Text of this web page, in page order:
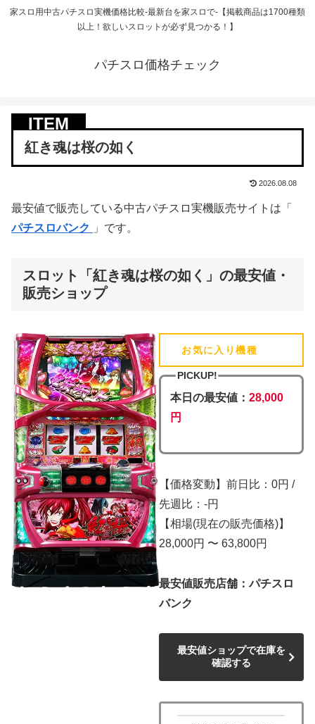
家スロ用中古パチスロ実機価格比較-最新台を家スロで-【掲載商品は1700種類
以上！欲しいスロットが必ず見つかる！】
パチスロ価格チェック
紅き魂は桜の如く
2026.08.08
最安値で販売している中古パチスロ実機販売サイトは「
パチスロバンク
」です。
スロット「紅き魂は桜の如く」の最安値・
販売ショップ
お気に入り機種
PICKUP!
本日の最安値：28,000
円
【価格変動】前日比：0円 /
先週比：-円
【相場(現在の販売価格)】
28,000円 〜 63,800円
最安値販売店舗：パチスロ
バンク
最安値ショップで在庫を
確認する